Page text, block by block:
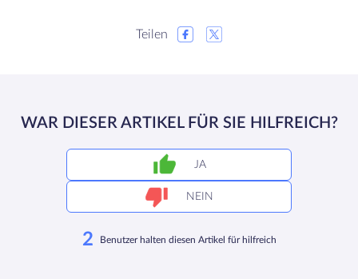
Teilen
WAR DIESER ARTIKEL FÜR SIE HILFREICH?
JA
NEIN
2 Benutzer halten diesen Artikel für hilfreich